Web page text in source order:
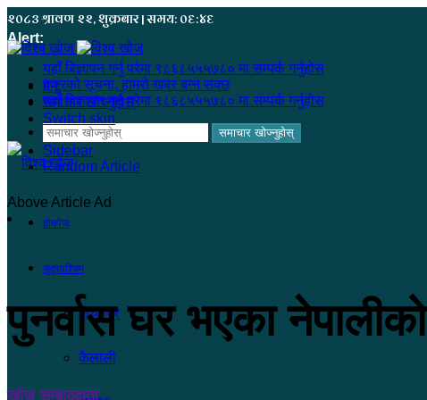
२०८३ श्रावण २२, शुक्रबार | समय: ०६:४६
Alert:
यहाँ बिज्ञापन गर्नु परेमा ९८६८५५५७८० मा सम्पर्क गर्नुहोस
हजुरको सूचना, हाम्रो खबर बन्न सक्छ
यहाँ बिज्ञापन गर्नु परेमा ९८६८५५५७८० मा सम्पर्क गर्नुहोस
समाचार खोज्नुहोस्
Sidebar
Random Article
मेनू
समाचार खोज्नुहोस्
Switch skin
होमपेज
सुदूरपश्चिम
कंचनपुर
कैलाली
Above Article Ad
पुनर्वास घर भएका
खोज सम्बाददाता२०८१ मंसिर १, शनिबार ०७:३८